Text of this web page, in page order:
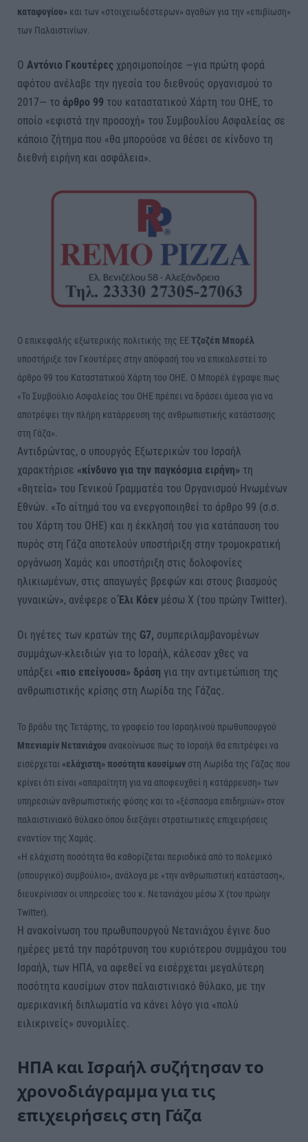
καταφυγίου» και των «στοιχειωδέστερων» αγαθών για την «επιβίωση»
των Παλαιστινίων.
Ο Αντόνιο Γκουτέρες χρησιμοποίησε —για πρώτη φορά
αφότου ανέλαβε την ηγεσία του διεθνούς οργανισμού το
2017— το άρθρο 99 του καταστατικού Χάρτη του ΟΗΕ, το
οποίο «εφιστά την προσοχή» του Συμβουλίου Ασφαλείας σε
κάποιο ζήτημα που «θα μπορούσε να θέσει σε κίνδυνο τη
διεθνή ειρήνη και ασφάλεια».
Ο επικεφαλής εξωτερικής πολιτικής της ΕΕ Τζοζέπ Μπορέλ
υποστήριξε τον Γκουτέρες στην απόφασή του να επικαλεστεί το
άρθρο 99 του Καταστατικού Χάρτη του ΟΗΕ. Ο Μπορέλ έγραψε πως
«Το Συμβούλιο Ασφαλείας του ΟΗΕ πρέπει να δράσει άμεσα για να
αποτρέψει την πλήρη κατάρρευση της ανθρωπιστικής κατάστασης
στη Γάζα».
Αντιδρώντας, ο υπουργός Εξωτερικών του Ισραήλ
χαρακτήρισε «κίνδυνο για την παγκόσμια ειρήνη» τη
«θητεία» του Γενικού Γραμματέα του Οργανισμού Ηνωμένων
Εθνών. «Το αίτημά του να ενεργοποιηθεί το άρθρο 99 (σ.σ.
του Χάρτη του ΟΗΕ) και η έκκλησή του για κατάπαυση του
πυρός στη Γάζα αποτελούν υποστήριξη στην τρομοκρατική
οργάνωση Χαμάς και υποστήριξη στις δολοφονίες
ηλικιωμένων, στις απαγωγές βρεφών και στους βιασμούς
γυναικών», ανέφερε οΈλι Κόεν μέσω X (του πρώην Twitter).
Οι ηγέτες των κρατών της G7, συμπεριλαμβανομένων
συμμάχων-κλειδιών για το Ισραήλ, κάλεσαν χθες να
υπάρξει «πιο επείγουσα» δράση για την αντιμετώπιση της
ανθρωπιστικής κρίσης στη Λωρίδα της Γάζας.
Το βράδυ της Τετάρτης, το γραφείο του Ισραηλινού πρωθυπουργού
Μπενιαμίν Νετανιάχου ανακοίνωσε πως το Ισραήλ θα επιτρέψει να
εισέρχεται «ελάχιστη» ποσότητα καυσίμων στη Λωρίδα της Γάζας που
κρίνει ότι είναι «απαραίτητη για να αποφευχθεί η κατάρρευση» των
υπηρεσιών ανθρωπιστικής φύσης και το «ξέσπασμα επιδημιών» στον
παλαιστινιακό θύλακο όπου διεξάγει στρατιωτικές επιχειρήσεις
εναντίον της Χαμάς.
«Η ελάχιστη ποσότητα θα καθορίζεται περιοδικά από το πολεμικό
(υπουργικό) συμβούλιο», ανάλογα με «την ανθρωπιστική κατάσταση»,
διευκρίνισαν οι υπηρεσίες του κ. Νετανιάχου μέσω X (του πρώην
Twitter).
Η ανακοίνωση του πρωθυπουργού Νετανιάχου έγινε δυο
ημέρες μετά την παρότρυνση του κυριότερου συμμάχου του
Ισραήλ, των ΗΠΑ, να αφεθεί να εισέρχεται μεγαλύτερη
ποσότητα καυσίμων στον παλαιστινιακό θύλακο, με την
αμερικανική διπλωματία να κάνει λόγο για «πολύ
ειλικρινείς» συνομιλίες.
ΗΠΑ και Ισραήλ συζήτησαν το
χρονοδιάγραμμα για τις
επιχειρήσεις στη Γάζα